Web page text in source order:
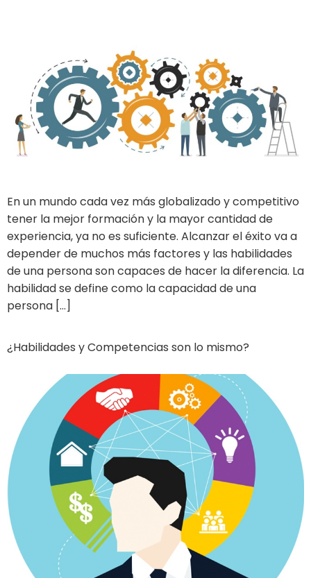
En un mundo cada vez más globalizado y competitivo
tener la mejor formación y la mayor cantidad de
experiencia, ya no es suficiente. Alcanzar el éxito va a
depender de muchos más factores y las habilidades
de una persona son capaces de hacer la diferencia. La
habilidad se define como la capacidad de una
persona […]
¿Habilidades y Competencias son lo mismo?